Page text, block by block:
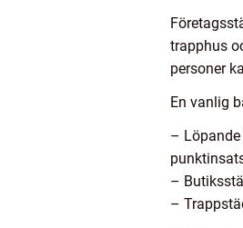
trapphus
personer
En vanlig
–
–
–